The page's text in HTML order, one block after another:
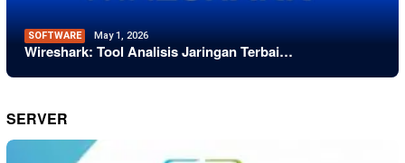
SOFTWARE May 1, 2026
Wireshark: Tool Analisis Jaringan Terbai…
SERVER